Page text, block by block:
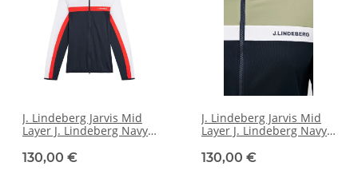
J. Lindeberg Jarvis Mid
Layer J. Lindeberg Navy
130,00 €
J. Lindeberg Jarvis Mid
Layer J. Lindeberg Navy
130,00 €